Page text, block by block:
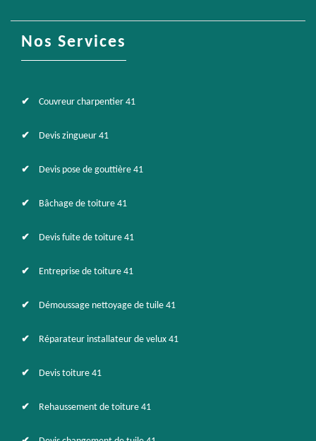
Nos Services
Couvreur charpentier 41
Devis zingueur 41
Devis pose de gouttière 41
Bâchage de toiture 41
Devis fuite de toiture 41
Entreprise de toiture 41
Démoussage nettoyage de tuile 41
Réparateur installateur de velux 41
Devis toiture 41
Rehaussement de toiture 41